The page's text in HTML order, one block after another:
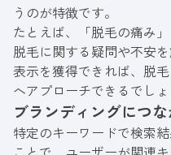
うのが特徴です。
たとえば、「脱毛の痛み
脱毛に関する疑問や不安
表示を獲得できれば、脱
へアプローチできるでしょ
ブランディングにつな
特定のキーワードで検索